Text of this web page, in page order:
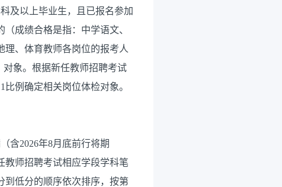
及以上毕业生，且已报名参加
成绩合格是指：中学语文、
理、体育教师各岗位的报考人
象。根据新任教师招聘考试
例确定相关岗位体检对象。
含2026年8月底前行将期
教师招聘考试相应学段学科笔
到低分的顺序依次排序，按第